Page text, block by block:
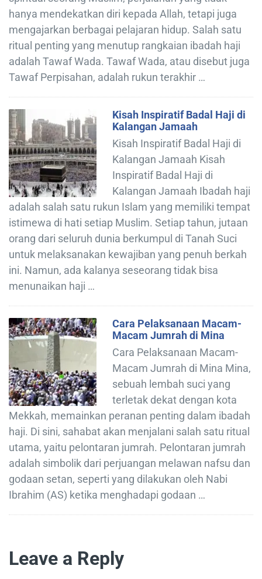
hanya mendekatkan diri kepada Allah, tetapi juga
mengajarkan berbagai pelajaran hidup. Salah satu
ritual penting yang menutup rangkaian ibadah haji
adalah Tawaf Wada. Tawaf Wada, atau disebut juga
Tawaf Perpisahan, adalah rukun terakhir …
Kisah Inspiratif Badal Haji di
Kalangan Jamaah
Kisah Inspiratif Badal Haji di
Kalangan Jamaah Kisah
Inspiratif Badal Haji di
Kalangan Jamaah Ibadah haji
adalah salah satu rukun Islam yang memiliki tempat
istimewa di hati setiap Muslim. Setiap tahun, jutaan
orang dari seluruh dunia berkumpul di Tanah Suci
untuk melaksanakan kewajiban yang penuh berkah
ini. Namun, ada kalanya seseorang tidak bisa
menunaikan haji …
Cara Pelaksanaan Macam-
Macam Jumrah di Mina
Cara Pelaksanaan Macam-
Macam Jumrah di Mina Mina,
sebuah lembah suci yang
terletak dekat dengan kota
Mekkah, memainkan peranan penting dalam ibadah
haji. Di sini, sahabat akan menjalani salah satu ritual
utama, yaitu pelontaran jumrah. Pelontaran jumrah
adalah simbolik dari perjuangan melawan nafsu dan
godaan setan, seperti yang dilakukan oleh Nabi
Ibrahim (AS) ketika menghadapi godaan …
Leave a Reply